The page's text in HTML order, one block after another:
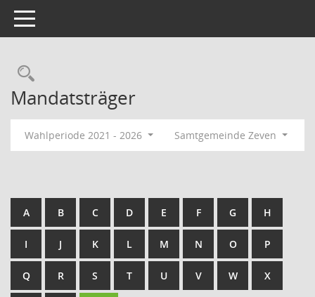
Toggle navigation
Rechercheauswahl
Mandatsträger
Wahlperiode 2021 - 2026 Samtgemeinde Zeven
A B C D E F G H
I J K L M N O P
Q R S T U V W X